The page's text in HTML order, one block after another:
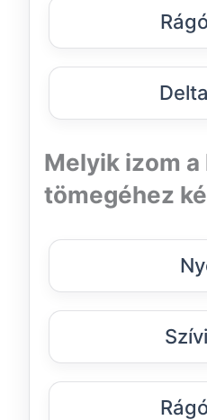
Melyik izom
tömegéhez